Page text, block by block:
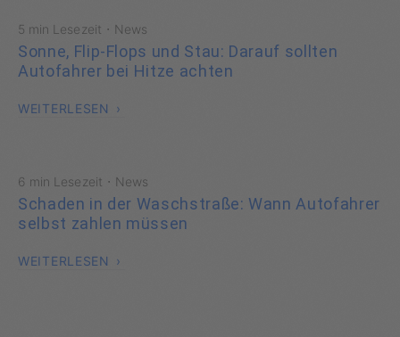
5 min Lesezeit · News
Sonne, Flip-Flops und Stau: Darauf sollten
Autofahrer bei Hitze achten
WEITERLESEN
6 min Lesezeit · News
Schaden in der Waschstraße: Wann Autofahrer
selbst zahlen müssen
WEITERLESEN